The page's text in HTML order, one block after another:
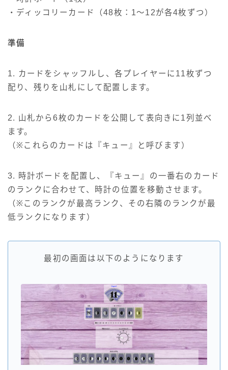
・ディッコリーカード（48枚：1～12が各4枚ずつ）
準備
1. カードをシャッフルし、各プレイヤーに11枚ずつ
配り、残りを山札にして配置します。
2. 山札から6枚のカードを公開して表向きに1列並べ
ます。
（※これらのカードは『キュー』と呼びます）
3. 時計ボードを配置し、『キュー』の一番右のカード
のランクに合わせて、時計の位置を移動させます。
（※このランクが最高ランク、その右隣のランクが最
低ランクになります）
最初の画面は以下のようになります